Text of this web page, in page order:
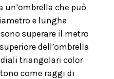
un’ombrella che può
e lunghe
superare il metro
dell’ombrella
triangolari color
come raggi di